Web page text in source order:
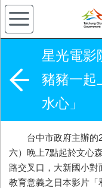
星光電
豬豬一起
水心」
台中市政府主辦的
六）晚上7點起於文心
路交叉口，大新國小
教育意義之日本影片